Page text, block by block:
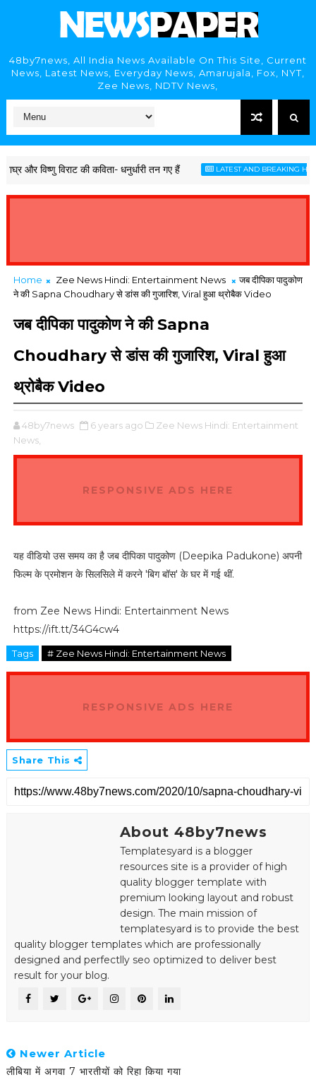
48by7news, All India News Available On This Site, Current
News, Latest News, Everyday News, Amarujala, Fox, NYT,
Zee News, NDTV News,
विष्णु विराट की कविता- धनुर्धारी तन गए हैं LATEST AND BREAKING HINDI
Home Zee News Hindi: Entertainment News
जब दीपिका पादुकोण
ने की Sapna Choudhary से डांस की गुजारिश, Viral हुआ थ्रोबैक Video
जब दीपिका पादुकोण ने की Sapna
Choudhary से डांस की गुजारिश, Viral हुआ
थ्रोबैक Video
48by7news 6 years ago
Zee News Hindi: Entertainment
News,
RESPONSIVE ADS HERE
यह वीडियो उस समय का है जब दीपिका पादुकोण (Deepika Padukone) अपनी
फिल्म के प्रमोशन के सिलसिले में करने 'बिग बॉस' के घर में गई थीं.
from Zee News Hindi: Entertainment News
https://ift.tt/34G4cw4
Tags # Zee News Hindi: Entertainment News
RESPONSIVE ADS HERE
Share This
About 48by7news
Templatesyard is a blogger
resources site is a provider of high
quality blogger template with
premium looking layout and robust
design. The main mission of
templatesyard is to provide the best
quality blogger templates which are professionally
designed and perfectlly seo optimized to deliver best
result for your blog.
Newer Article
लीबिया में अगवा 7 भारतीयों को रिहा किया गया